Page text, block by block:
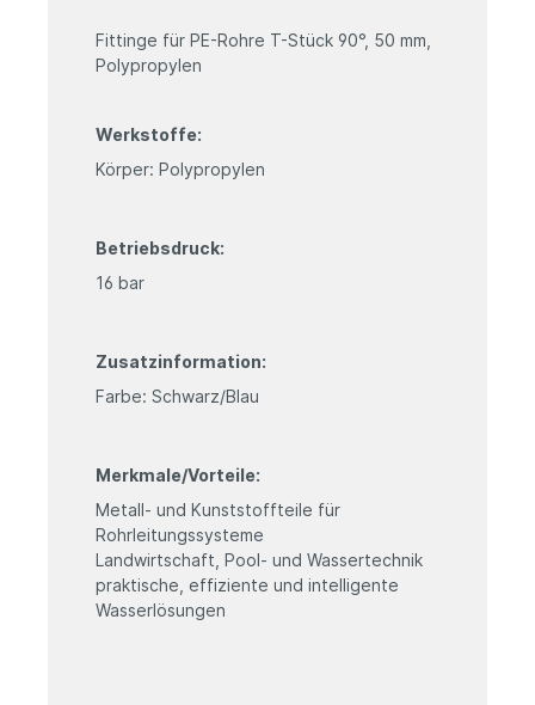
Fittinge für PE-Rohre T-Stück 90°, 50 mm,
Polypropylen
Werkstoffe:
Körper: Polypropylen
Betriebsdruck:
16 bar
Zusatzinformation:
Farbe: Schwarz/Blau
Merkmale/Vorteile:
Metall- und Kunststoffteile für
Rohrleitungssysteme
Landwirtschaft, Pool- und Wassertechnik
praktische, effiziente und intelligente
Wasserlösungen